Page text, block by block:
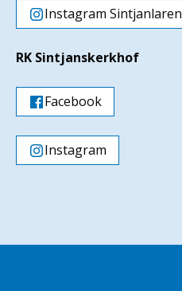
Instagram Sintjanlaren
RK Sintjanskerkhof
Facebook
Instagram